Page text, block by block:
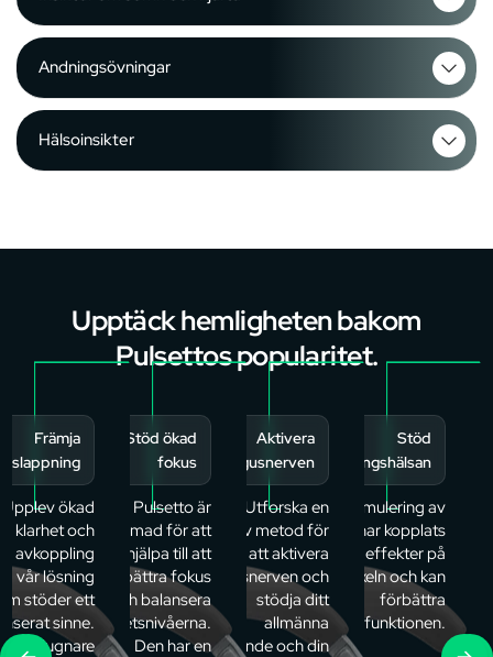
Andningsövningar
Hälsoinsikter
Upptäck hemligheten bakom
Pulsettos popularitet.
Främja
Upplev ökad
klarhet och
avkoppling
vår lösning
stöder ett
sinne.
en lugnare
Stöd ökad
fokus
Pulsetto är
utformad för att
hjälpa till att
förbättra fokus
och balansera
aktivitetsnivåerna.
Den har en
Aktivera
vagusnerven
Utforska en
effektiv metod för
att aktivera
vagusnerven och
stödja ditt
allmänna
välmående och din
Stöd
matsmältningshälsan
Stimulering av
vagusnerven har kopplats
till positiva effekter på
tarm-hjärna-axeln och kan
förbättra
matsmältningsfunktionen.